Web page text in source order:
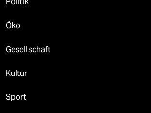
Öko
Gesellschaft
Kultur
Sport